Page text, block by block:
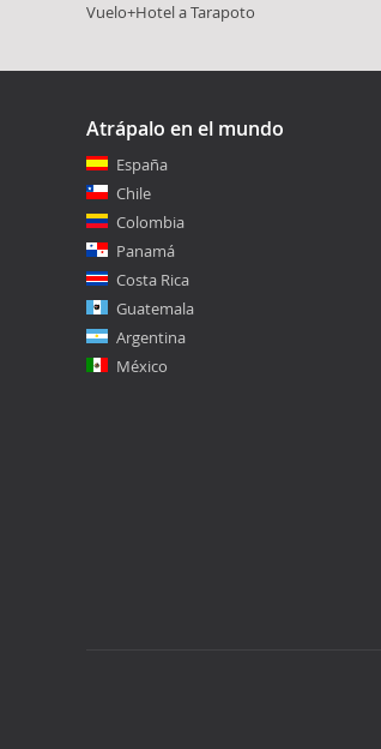
Vuelo+Hotel a Tarapoto
Atrápalo en el mundo
España
Chile
Colombia
Panamá
Costa Rica
Guatemala
Argentina
México